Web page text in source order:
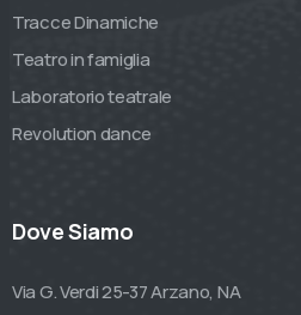
Tracce Dinamiche
Teatro in famiglia
Laboratorio teatrale
Revolution dance
Dove Siamo
Via G. Verdi 25-37 Arzano, NA